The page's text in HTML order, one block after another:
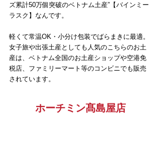
ズ累計50万個突破のベトナム土産”【バインミー
ラスク】なんです。
軽くて常温OK・小分け包装でばらまきに最適。
女子旅や出張土産としても人気のこちらのお土
産は、ベトナム全国のお土産ショップや空港免
税店、ファミリーマート等のコンビニでも販売
されています。
ホーチミン髙島屋店